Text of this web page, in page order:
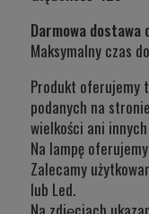
Darmowa dostawa
Maksymalny czas
Produkt oferujemy
podanych na
wielkości ani
Na lampę
Zalecamy
lub Led.